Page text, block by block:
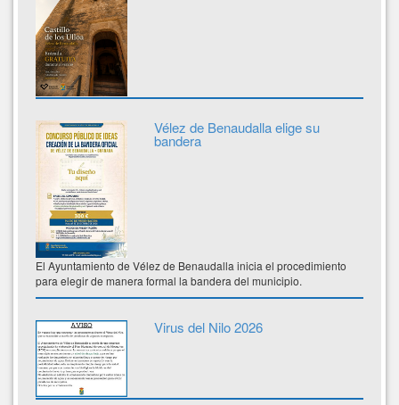
Vélez de Benaudalla elige su
bandera
El Ayuntamiento de Vélez de Benaudalla inicia el procedimiento
para elegir de manera formal la bandera del municipio.
Virus del Nilo 2026